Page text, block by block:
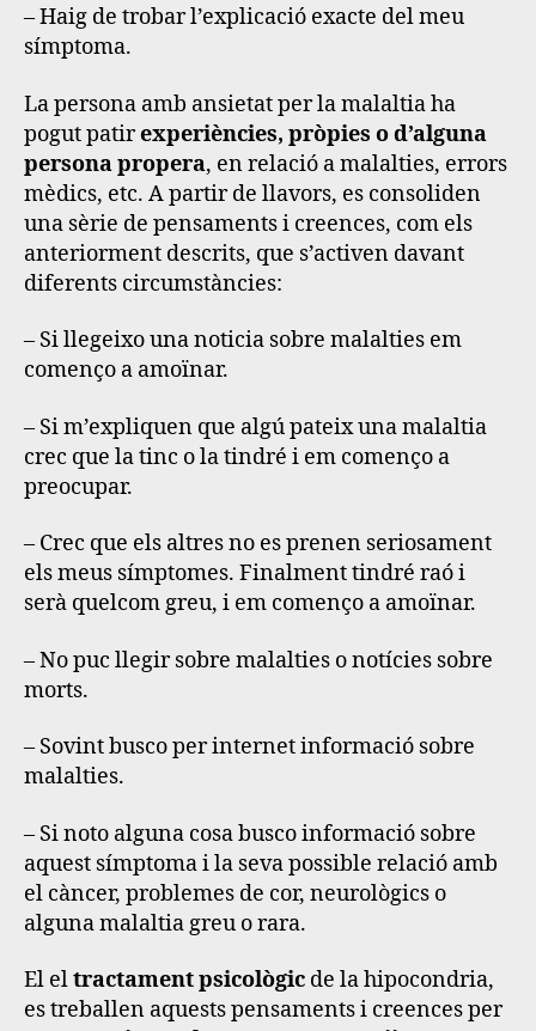
– Haig de trobar l’explicació exacte del meu
símptoma.
La persona amb ansietat per la malaltia ha
pogut patirexperiències, pròpies o d’alguna
persona propera, en relació a malalties, errors
mèdics, etc. A partir de llavors, es consoliden
una sèrie de pensaments i creences, com els
anteriorment descrits, que s’activen davant
diferents circumstàncies:
– Si llegeixo una noticia sobre malalties em
començo a amoïnar.
– Si m’expliquen que algú pateix una malaltia
crec que la tinc o la tindré i em començo a
preocupar.
– Crec que els altres no es prenen seriosament
els meus símptomes. Finalment tindré raó i
serà quelcom greu, i em començo a amoïnar.
– No puc llegir sobre malalties o notícies sobre
morts.
– Sovint busco per internet informació sobre
malalties.
– Si noto alguna cosa busco informació sobre
aquest símptoma i la seva possible relació amb
el càncer, problemes de cor, neurològics o
alguna malaltia greu o rara.
El eltractament psicològic de la hipocondria,
es treballen aquests pensaments i creences per